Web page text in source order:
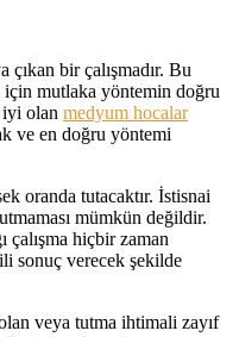
çıkan bir çalışmadır. Bu
için mutlaka yöntemin doğru
olan medyum hocalar
ve en doğru yöntemi
oranda tutacaktır. İstisnai
mümkün değildir.
çalışma hiçbir zaman
sonuç verecek şekilde
veya tutma ihtimali zayıf